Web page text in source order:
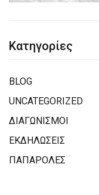
Κατηγορίες
BLOG
UNCATEGORIZED
ΔΙΑΓΩΝΙΣΜΟΙ
ΕΚΔΗΛΩΣΕΙΣ
ΠΑΠΑΡΟΛΕΣ